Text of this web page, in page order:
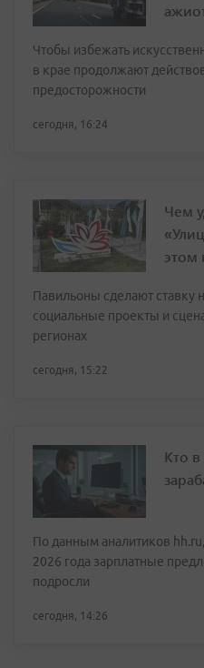
Чтобы избежать
в крае продолжают
предосторожности
сегодня, 16:24
Чем
этом
Павильоны сделают
социальные проекты и
регионах
сегодня, 15:22
Кто
По данным аналитиков
2026 года зарплатные
подросли
сегодня, 14:26